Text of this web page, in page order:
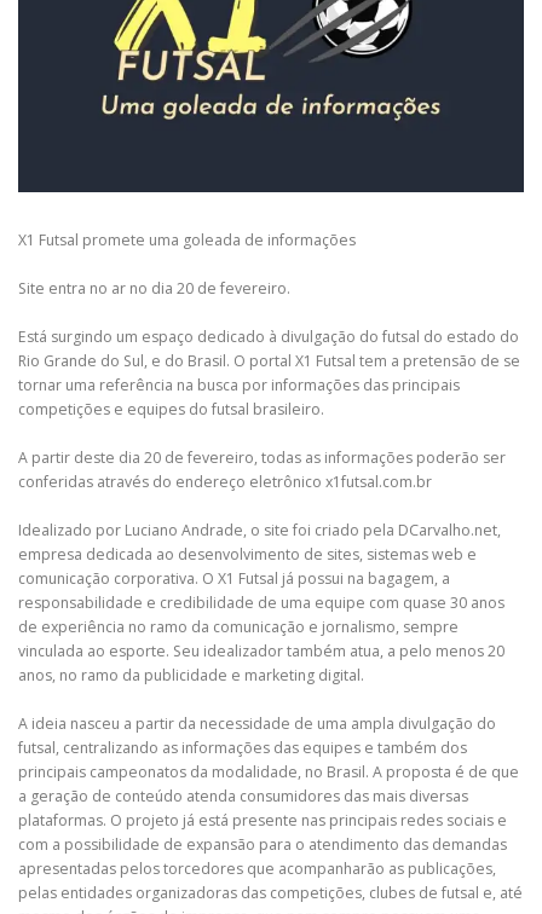
X1 Futsal promete uma goleada de informações
Site entra no ar no dia 20 de fevereiro.
Está surgindo um espaço dedicado à divulgação do futsal do estado do
Rio Grande do Sul, e do Brasil. O portal X1 Futsal tem a pretensão de se
tornar uma referência na busca por informações das principais
competições e equipes do futsal brasileiro.
A partir deste dia 20 de fevereiro, todas as informações poderão ser
conferidas através do endereço eletrônico x1futsal.com.br
Idealizado por Luciano Andrade, o site foi criado pela DCarvalho.net,
empresa dedicada ao desenvolvimento de sites, sistemas web e
comunicação corporativa. O X1 Futsal já possui na bagagem, a
responsabilidade e credibilidade de uma equipe com quase 30 anos
de experiência no ramo da comunicação e jornalismo, sempre
vinculada ao esporte. Seu idealizador também atua, a pelo menos 20
anos, no ramo da publicidade e marketing digital.
A ideia nasceu a partir da necessidade de uma ampla divulgação do
futsal, centralizando as informações das equipes e também dos
principais campeonatos da modalidade, no Brasil. A proposta é de que
a geração de conteúdo atenda consumidores das mais diversas
plataformas. O projeto já está presente nas principais redes sociais e
com a possibilidade de expansão para o atendimento das demandas
apresentadas pelos torcedores que acompanharão as publicações,
pelas entidades organizadoras das competições, clubes de futsal e, até